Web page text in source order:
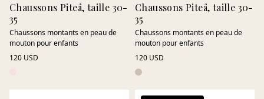
Chaussons Piteå, taille 30-
35
Chaussons montants en peau de
mouton pour enfants
120 USD
Chaussons Piteå, taille 30-
35
Chaussons montants en peau de
mouton pour enfants
120 USD